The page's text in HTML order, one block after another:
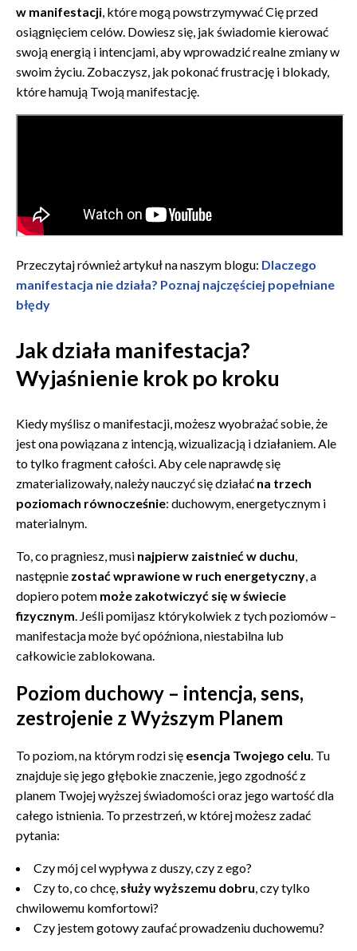
w manifestacji , które mogą powstrzymywać Cię przed
osiągnięciem celów. Dowiesz się, jak świadomie kierować
swoją energią i intencjami, aby wprowadzić realne zmiany w
swoim życiu. Zobaczysz, jak pokonać frustrację i blokady,
które hamują Twoją manifestację.
Przeczytaj również artykuł na naszym blogu: Dlaczego
manifestacja nie działa? Poznaj najczęściej popełniane
błędy
Jak działa manifestacja?
Wyjaśnienie krok po kroku
Kiedy myślisz o manifestacji, możesz wyobrażać sobie, że
jest ona powiązana z intencją, wizualizacją i działaniem. Ale
to tylko fragment całości. Aby cele naprawdę się
zmaterializowały, należy nauczyć się działać na trzech
poziomach równocześnie: duchowym, energetycznym i
materialnym.
To, co pragniesz, musi najpierw zaistnieć w duchu,
następnie zostać wprawione w ruch energetyczny, a
dopiero potem może zakotwiczyć się w świecie
fizycznym. Jeśli pomijasz którykolwiek z tych poziomów –
manifestacja może być opóźniona, niestabilna lub
całkowicie zablokowana.
Poziom duchowy – intencja, sens,
zestrojenie z Wyższym Planem
To poziom, na którym rodzi się esencja Twojego celu. Tu
znajduje się jego głębokie znaczenie, jego zgodność z
planem Twojej wyższej świadomości oraz jego wartość dla
całego istnienia. To przestrzeń, w której możesz zadać
pytania:
Czy mój cel wypływa z duszy, czy z ego?
Czy to, co chcę, służy wyższemu dobru, czy tylko
chwilowemu komfortowi?
Czy jestem gotowy zaufać prowadzeniu duchowemu?